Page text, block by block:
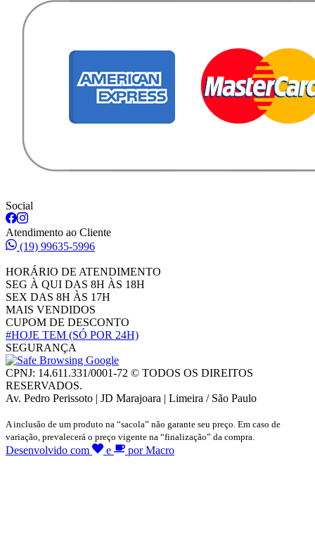
Social
Atendimento ao Cliente
(19) 99635-5996
HORÁRIO DE ATENDIMENTO
SEG À QUI DAS 8H ÀS 18H
SEX DAS 8H ÀS 17H
MAIS VENDIDOS
CUPOM DE DESCONTO
#HOJE TEM (SÓ POR 24H)
SEGURANÇA
CPNJ: 14.611.331/0001-72 © TODOS OS DIREITOS
RESERVADOS.
Av. Pedro Perissoto | JD Marajoara | Limeira / São Paulo
A inclusão de um produto na “sacola” não garante seu preço. Em caso de
variação, prevalecerá o preço vigente na “finalização” da compra.
Desenvolvido com e por Macro